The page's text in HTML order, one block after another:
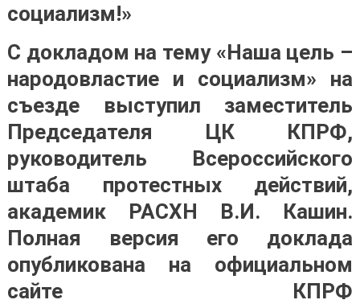
социализм!»
С докладом на тему «Наша цель –
народовластие и социализм» на
съезде выступил заместитель
Председателя ЦК КПРФ,
руководитель Всероссийского
штаба протестных действий,
академик РАСХН В.И. Кашин.
Полная версия его доклада
опубликована на официальном
сайте КПРФ